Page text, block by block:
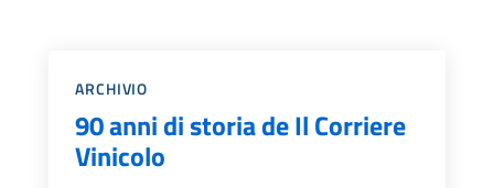
Categoria::
ARCHIVIO
90 anni di storia de Il Corriere
Vinicolo